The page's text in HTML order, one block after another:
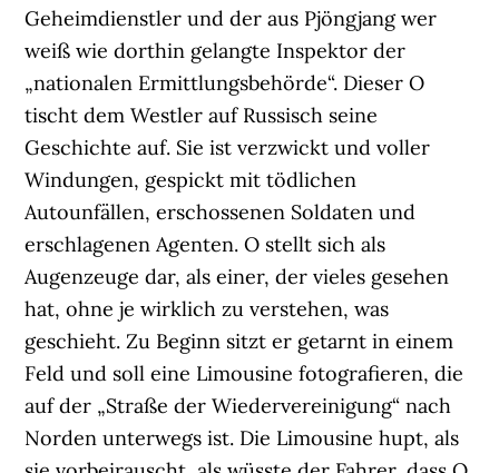
Geheimdienstler und der aus Pjöngjang wer
weiß wie dorthin gelangte Inspektor der
„nationalen Ermittlungsbehörde“. Dieser O
tischt dem Westler auf Russisch seine
Geschichte auf. Sie ist verzwickt und voller
Windungen, gespickt mit tödlichen
Autounfällen, erschossenen Soldaten und
erschlagenen Agenten. O stellt sich als
Augenzeuge dar, als einer, der vieles gesehen
hat, ohne je wirklich zu verstehen, was
geschieht. Zu Beginn sitzt er getarnt in einem
Feld und soll eine Limousine fotografieren, die
auf der „Straße der Wiedervereinigung“ nach
Norden unterwegs ist. Die Limousine hupt, als